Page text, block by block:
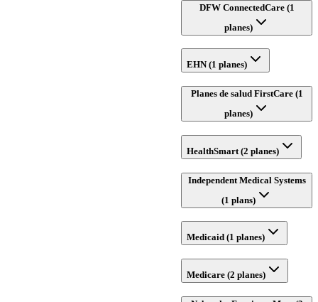
DFW ConnectedCare (1
planes)
EHN (1 planes)
Planes de salud FirstCare (1
planes)
HealthSmart (2 planes)
Independent Medical Systems
(1 plans)
Medicaid (1 planes)
Medicare (2 planes)